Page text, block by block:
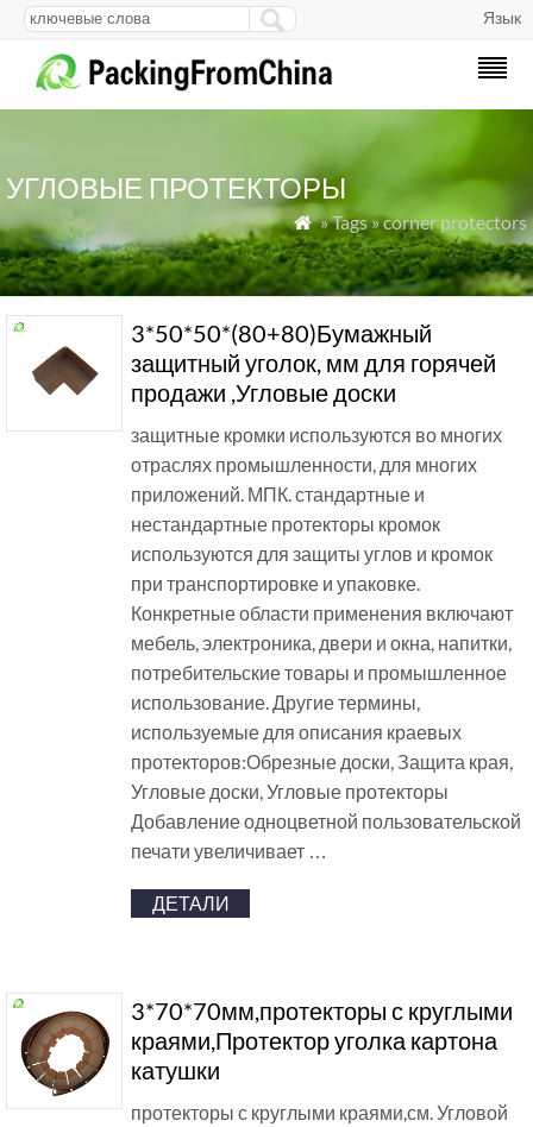
Язык
УГЛОВЫЕ ПРОТЕКТОРЫ
 » Tags » corner protectors
3*50*50*(80+80)Бумажный
защитный уголок, мм для горячей
продажи ,Угловые доски
защитные кромки используются во многих
отраслях промышленности, для многих
приложений. МПК. стандартные и
нестандартные протекторы кромок
используются для защиты углов и кромок
при транспортировке и упаковке.
Конкретные области применения включают
мебель, электроника, двери и окна, напитки,
потребительские товары и промышленное
использование. Другие термины,
используемые для описания краевых
протекторов:Обрезные доски, Защита края,
Угловые доски, Угловые протекторы
Добавление одноцветной пользовательской
печати увеличивает …
ДЕТАЛИ
3*70*70мм,протекторы с круглыми
краями,Протектор уголка картона
катушки
протекторы с круглыми краями,см. Угловой